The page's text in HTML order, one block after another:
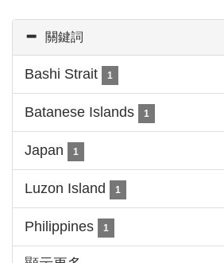
關鍵詞
Bashi Strait 1
Batanese Islands 1
Japan 1
Luzon Island 1
Philippines 1